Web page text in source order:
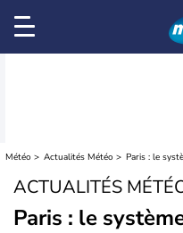
Météo Actualités Météo Paris : le
ACTUALITÉS
Paris : le